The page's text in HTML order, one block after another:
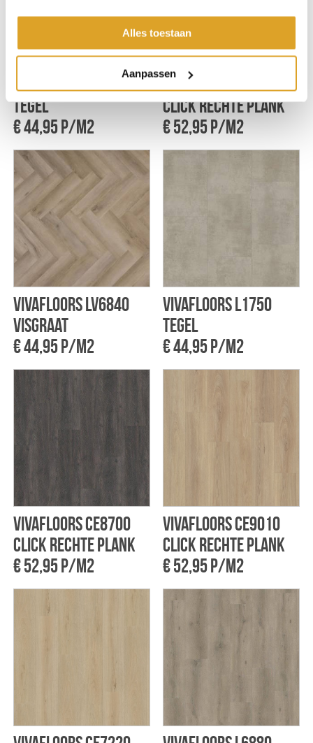
Alles toestaan
Aanpassen
Vivafloors L1820
tegel
€ 44,95 p/m2
Vivafloors CE6860
click rechte plank
€ 52,95 p/m2
Vivafloors LV6840
Visgraat
€ 44,95 p/m2
Vivafloors L1750
tegel
€ 44,95 p/m2
Vivafloors CE8700
click rechte plank
€ 52,95 p/m2
Vivafloors CE9010
click rechte plank
€ 52,95 p/m2